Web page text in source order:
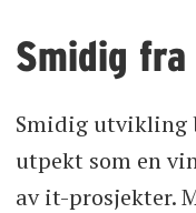
Smidig fra
Smidig utvikling
utpekt som en
av it-prosjekter.